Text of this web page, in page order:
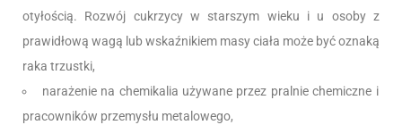
otyłością. Rozwój cukrzycy w starszym wieku i u osoby z
prawidłową wagą lub wskaźnikiem masy ciała może być oznaką
raka trzustki,
narażenie na chemikalia używane przez pralnie chemiczne i
pracowników przemysłu metalowego,